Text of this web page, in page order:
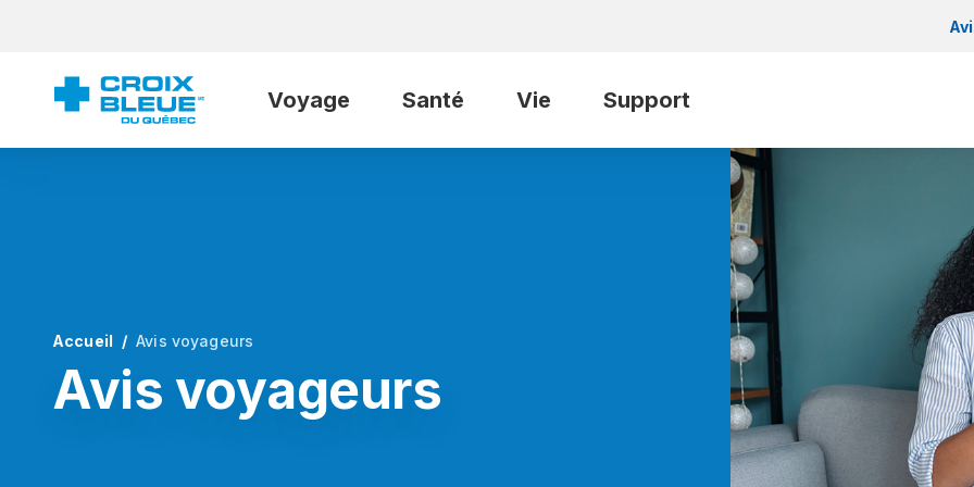
Voyage Santé Vie Support
Accueil Avis voyageurs
Avis voyageurs